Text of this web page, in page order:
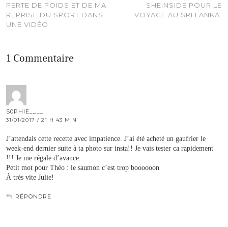
PERTE DE POIDS ET DE MA
REPRISE DU SPORT DANS
UNE VIDÉO.
SHEINSIDE POUR LE
VOYAGE AU SRI LANKA.
1 Commentaire
S0PHIE____
31/01/2017 / 21 H 43 MIN
J’attendais cette recette avec impatience. J’ai été acheté un gaufrier le
week-end dernier suite à ta photo sur insta!! Je vais tester ca rapidement
!!! Je me régale d’avance.
Petit mot pour Théo : le saumon c’est trop boooooon
À très vite Julie!
RÉPONDRE